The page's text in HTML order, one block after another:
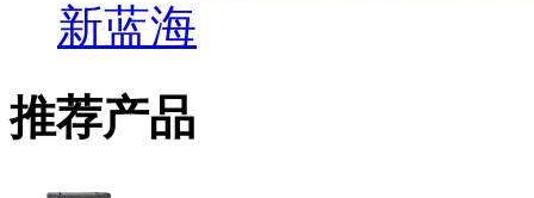
新蓝海
推荐产品